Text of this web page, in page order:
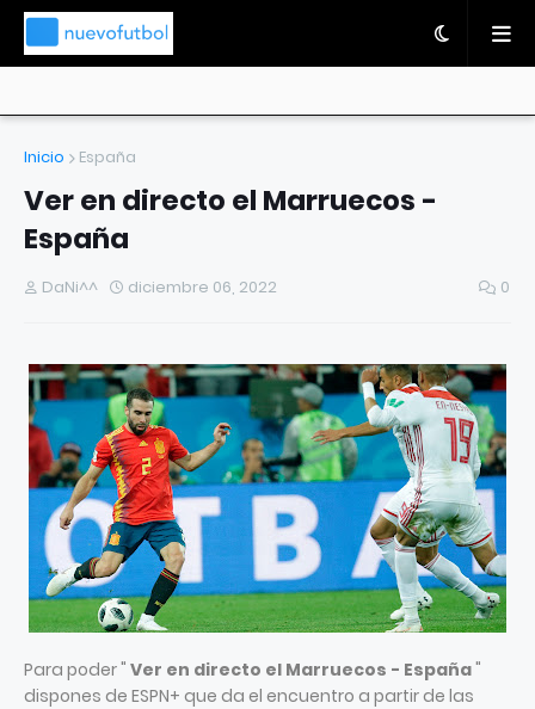
Inicio España
Ver en directo el Marruecos -
España
DaNi^^ diciembre 06, 2022 0
Para poder " Ver en directo el Marruecos - España"
dispones de ESPN+ que da el encuentro a partir de las